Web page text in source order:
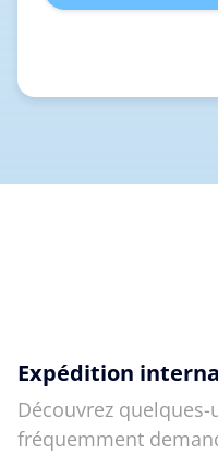
Expédition
Découvrez
fréquemment